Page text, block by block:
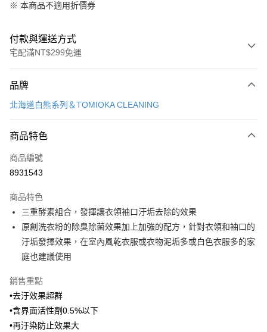
※ 本商品不適用折價券
付款與運送方式
宅配滿NT$299免運
信用卡一次付款
Apple Pay
悠遊付
全盈+PAY
大哥付你分期
相關說明
【大哥付你分期使用說明】
1.本服務由台灣大哥大提供，台灣大哥大用戶可立即使用無須另外申請。
流程，驗證手機門號後，選擇欲分期的期數、繳款截止日，確認付款後即完
成交易。
3.實際核准額度、可分期數及費用金額請依後續交易確認頁面所載為準。
4.訂單成立30分鐘內，如未前往確認交易或遇審核未通過，訂單將自動取
消。如遇「轉專審核」未通過狀況，表示未達大哥付你分期系統評分，恕無
ATM付款
運送方式
宅配【父親節大回饋】限時$299免運
每筆NT$150，滿NT$299(含以上)免運費
品牌
北海道白熊系列＆TOMIOKA CLEANING
商品特色
商品編號
8931543
商品特色
三重酵素組合，發揮讓衣領袖口汙垢去除的效果
原創洗衣粉的除臭除菌效果加上加強的配方，針對衣領和袖口的
汙垢發揮效果，在室內風乾衣服或衣物泥垢多或白色衣服多的家
庭也建議使用
銷售重點
•去汙效果超群
•含界面活性劑0.5%以下
•再汙染防止效果大